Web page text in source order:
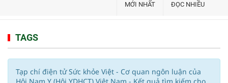
MỚI NHẤT ĐỌC NHIỀU
TAGS
Tạp chí điện tử Sức khỏe Việt - Cơ quan ngôn luận của